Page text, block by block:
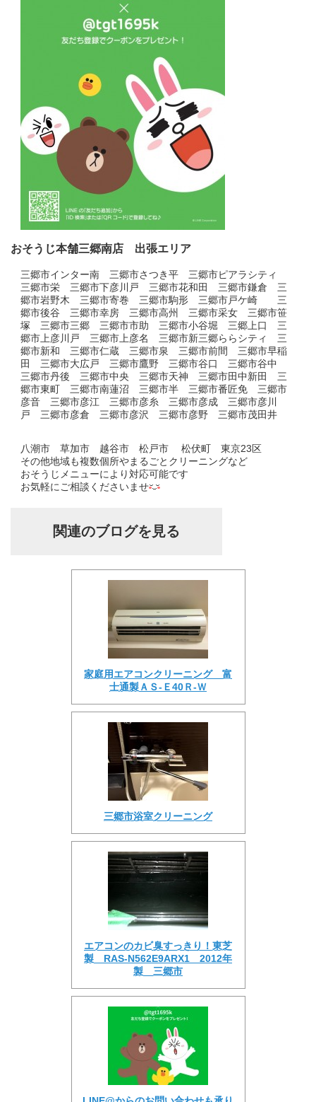
おそうじ本舗三郷南店 出張エリア
三郷市インター南 三郷市さつき平 三郷市ピアラシティ
三郷市栄 三郷市下彦川戸 三郷市花和田 三郷市鎌倉 三
郷市岩野木 三郷市寄巻 三郷市駒形 三郷市戸ケ崎 三
郷市後谷 三郷市幸房 三郷市高州 三郷市采女 三郷市笹
塚 三郷市三郷 三郷市市助 三郷市小谷堀 三郷上口 三
郷市上彦川戸 三郷市上彦名 三郷市新三郷ららシティ 三
郷市新和 三郷市仁蔵 三郷市泉 三郷市前間 三郷市早稲
田 三郷市大広戸 三郷市鷹野 三郷市谷口 三郷市谷中
三郷市丹後 三郷市中央 三郷市天神 三郷市田中新田 三
郷市東町 三郷市南蓮沼 三郷市半 三郷市番匠免 三郷市
彦音 三郷市彦江 三郷市彦糸 三郷市彦成 三郷市彦川
戸 三郷市彦倉 三郷市彦沢 三郷市彦野 三郷市茂田井
八潮市 草加市 越谷市 松戸市 松伏町 東京23区
その他地域も複数個所やまるごとクリーニングなど
おそうじメニューにより対応可能です
お気軽にご相談くださいませ
関連のブログを見る
家庭用エアコンクリーニング 富
士通製ＡＳ-Ｅ40Ｒ-Ｗ
三郷市浴室クリーニング
エアコンのカビ臭すっきり！東芝
製 RAS-N562E9ARX1 2012年
製 三郷市